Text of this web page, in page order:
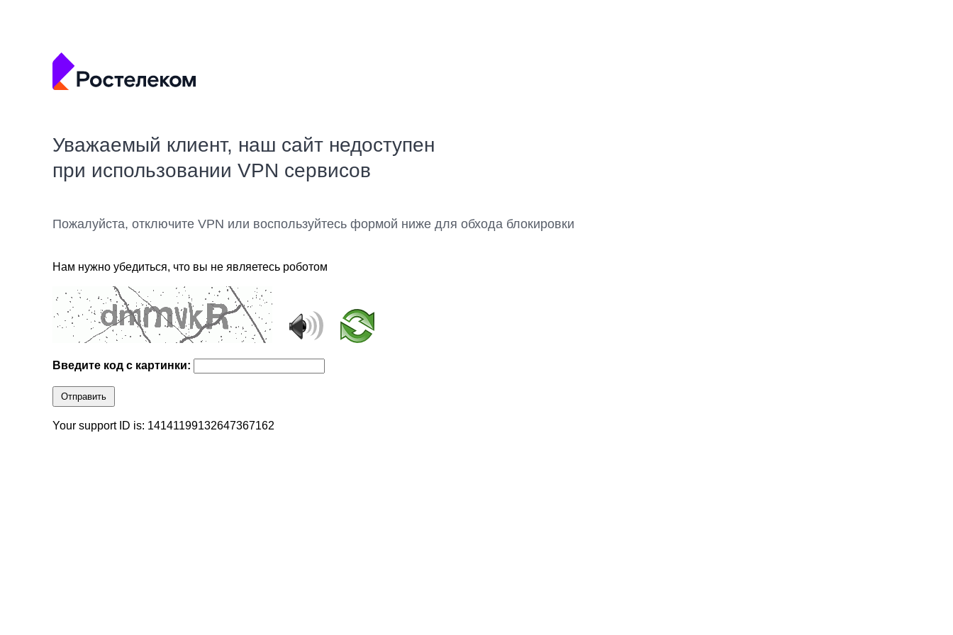
Уважаемый клиент, наш сайт недоступен
при использовании VPN сервисов
Пожалуйста, отключите VPN или воспользуйтесь формой ниже для обхода блокировки
Нам нужно убедиться, что вы не являетесь роботом
Введите код с картинки:
Отправить
Your support ID is: 14141199132647367162